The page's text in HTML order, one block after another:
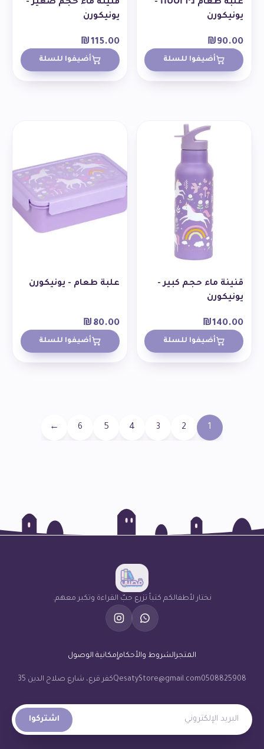
علبة طعام נירוסטה -
يونيكورن
₪90.00
أضيفوا للسلة
قنينة ماء حجم صغير -
يونيكورن
₪115.00
أضيفوا للسلة
قنينة ماء حجم كبير -
يونيكورن
₪140.00
أضيفوا للسلة
علبة طعام - يونيكورن
₪ 80.00
أضيفوا للسلة
1
2
3
4
5
6
←
نختار لأطفالكم كتباً تزرع حبّ القراءة وتكبر معهم.
المتجرالشروط والأحكامإمكانية الوصول
0508825908
QesatyStore@gmail.comكفر قرع، شارع صلاح الدين 35
البريد الإلكتروني
اشتركوا